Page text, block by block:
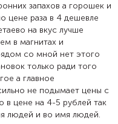
запахов а горошек и
цене раза в 4 дешевле
на вкус лучше
в магнитах и
со мной нет этого
только ради того
а главное
не подымает цены с
в цене на 4-5 рублей так
людей и во имя людей.